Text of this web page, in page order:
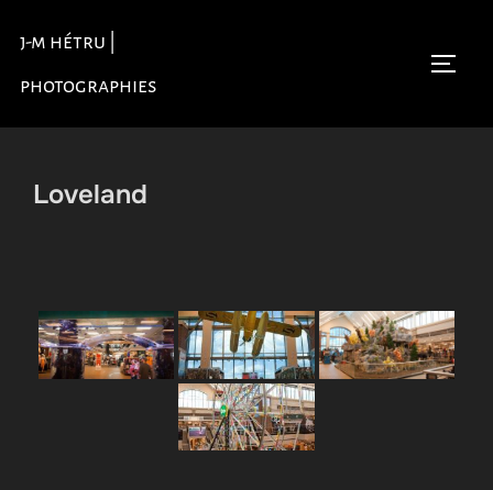
contenu
j-m hétru |
photographies
Loveland